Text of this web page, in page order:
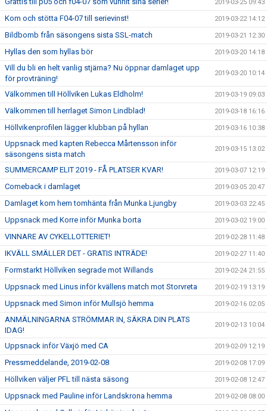
2019-03-25 09:43
Kom och stötta F04-07 till serievinst! 2019-03-22 14:12
Bildbomb från säsongens sista SSL-match 2019-03-21 12:30
Hyllas den som hyllas bör 2019-03-20 14:18
Vill du bli en helt vanlig stjärna? Nu öppnar damlaget upp
för provträning!
2019-03-20 10:14
Välkommen till Höllviken Lukas Eldholm! 2019-03-19 09:03
Välkommen till herrlaget Simon Lindblad! 2019-03-18 16:16
Höllvikenprofilen lägger klubban på hyllan 2019-03-16 10:38
Uppsnack med kapten Rebecca Mårtensson inför
säsongens sista match
2019-03-15 13:02
SUMMERCAMP ELIT 2019 - FÅ PLATSER KVAR! 2019-03-07 12:19
Comeback i damlaget 2019-03-05 20:47
Damlaget kom hem tomhänta från Munka Ljungby 2019-03-03 22:45
Uppsnack med Korre inför Munka borta 2019-03-02 19:00
VINNARE AV CYKELLOTTERIET! 2019-02-28 11:48
IKVÄLL SMÄLLER DET - GRATIS INTRÄDE! 2019-02-27 11:40
Formstarkt Höllviken segrade mot Willands 2019-02-24 21:55
Uppsnack med Linus inför kvällens match mot Storvreta 2019-02-19 13:19
Uppsnack med Simon inför Mullsjö hemma 2019-02-16 02:05
ANMÄLNINGARNA STRÖMMAR IN, SÄKRA DIN PLATS
IDAG!
2019-02-13 10:04
Uppsnack inför Växjö med CA 2019-02-09 12:19
Pressmeddelande, 2019-02-08 2019-02-08 17:09
Höllviken väljer PFL till nästa säsong 2019-02-08 12:47
Uppsnack med Pauline inför Landskrona hemma 2019-02-08 08:00